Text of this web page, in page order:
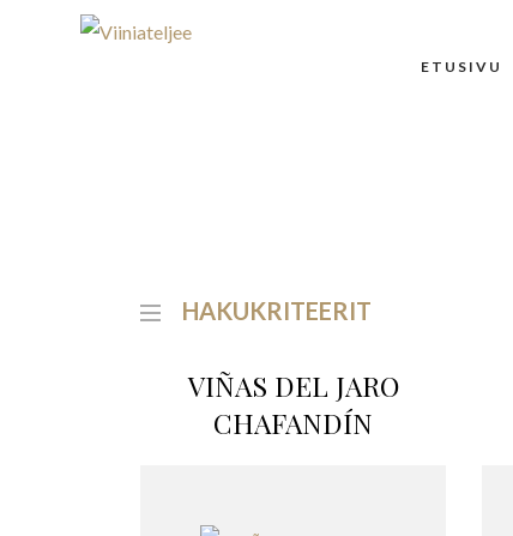
ETUSIVU
HAKUKRITEERIT
VIÑAS DEL JARO
CHAFANDÍN